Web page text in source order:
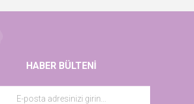
HABER BÜLTENI